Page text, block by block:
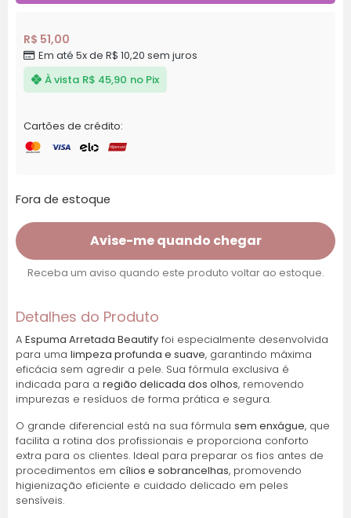
R$ 51,00
Em até 5x de R$ 10,20 sem juros
À vista R$ 45,90 no Pix
Cartões de crédito:
Fora de estoque
Avise-me quando chegar
Receba um aviso quando este produto voltar ao estoque.
Detalhes do Produto
A Espuma Arretada Beautify foi especialmente desenvolvida
para uma limpeza profunda e suave, garantindo máxima
eficácia sem agredir a pele. Sua fórmula exclusiva é
indicada para a região delicada dos olhos, removendo
impurezas e resíduos de forma prática e segura.
O grande diferencial está na sua fórmula sem enxágue, que
facilita a rotina dos profissionais e proporciona conforto
extra para os clientes. Ideal para preparar os fios antes de
procedimentos em cílios e sobrancelhas, promovendo
higienização eficiente e cuidado delicado em peles
sensíveis.